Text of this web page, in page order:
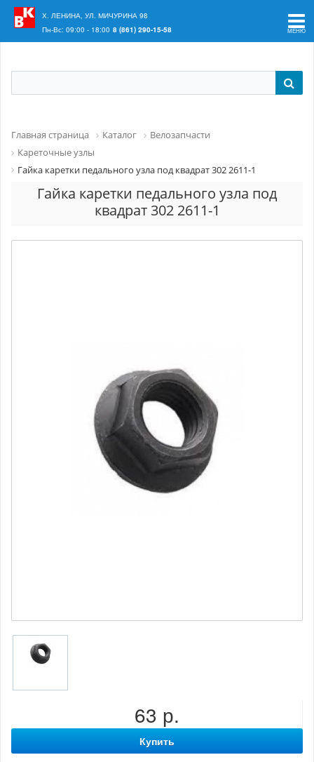
Ваш регион:
Х. ЛЕНИНА, УЛ. МИЧУРИНА 98
Пн-Вс: 09:00 - 18:00 8 (861) 290-15-58
Главная страница Каталог
Велозапчасти
Кареточные узлы
Гайка каретки педального узла под квадрат 302 2611-1
Гайка каретки педального узла под
квадрат 302 2611-1
63 р.
Купить